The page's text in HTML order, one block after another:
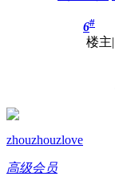
zhouzhouzlove
高级会员
6#
楼主|